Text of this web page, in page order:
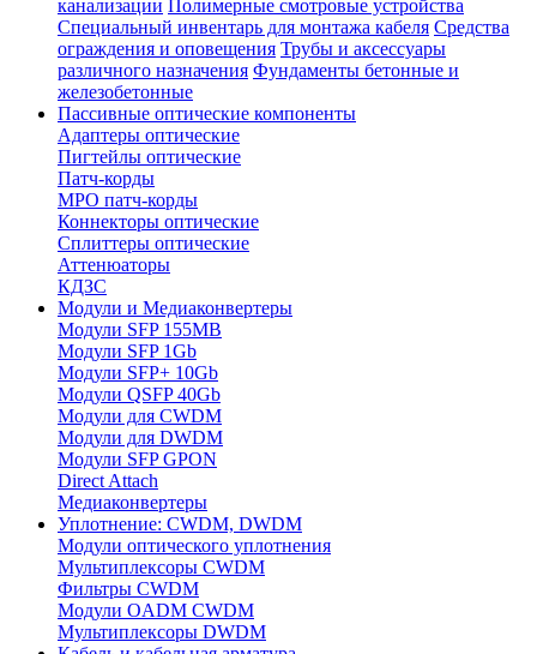
канализации Полимерные смотровые устройства
Специальный инвентарь для монтажа кабеля Средства
ограждения и оповещения Трубы и аксессуары
различного назначения Фундаменты бетонные и
железобетонные
Пассивные оптические компоненты
Адаптеры оптические
Пигтейлы оптические
Патч-корды
MPO патч-корды
Коннекторы оптические
Сплиттеры оптические
Аттенюаторы
КДЗС
Модули и Медиаконвертеры
Модули SFP 155MB
Модули SFP 1Gb
Модули SFP+ 10Gb
Модули QSFP 40Gb
Модули для CWDM
Модули для DWDM
Модули SFP GPON
Direct Attach
Медиаконвертеры
Уплотнение: CWDM, DWDM
Модули оптического уплотнения
Мультиплексоры CWDM
Фильтры CWDM
Модули OADM CWDM
Мультиплексоры DWDM